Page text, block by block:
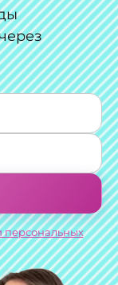
персональных